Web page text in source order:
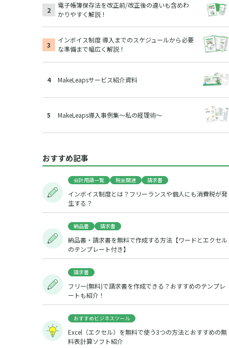
電子帳簿保存法を改正前/改正後の違いも含めわ
かりやすく解説！
インボイス制度 導入までのスケジュールから必要
な準備まで幅広く解説！
MakeLeapsサービス紹介資料
MakeLeaps導入事例集～私の経理術～
おすすめ記事
会計用語一覧 税金関連 請求書
インボイス制度とは？フリーランスや個人にも消費税が発
生する？
納品書 請求書
納品書・請求書を無料で作成する方法【ワードとエクセル
のテンプレート付き】
請求書
フリー(無料)で請求書を作成できる？おすすめのテンプレ
ートも紹介！
おすすめビジネスツール
Excel（エクセル）を無料で使う3つの方法とおすすめの無
料表計算ソフト紹介